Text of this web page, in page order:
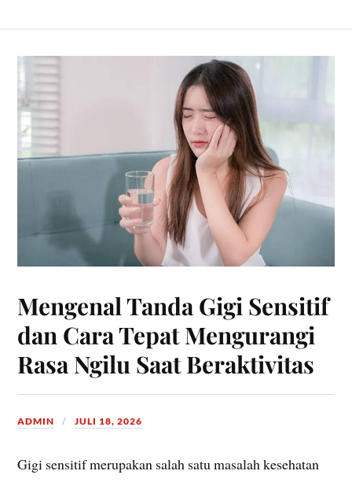
Mengenal Tanda Gigi Sensitif
dan Cara Tepat Mengurangi
Rasa Ngilu Saat Beraktivitas
ADMIN JULI 18, 2026
Gigi sensitif merupakan salah satu masalah kesehatan